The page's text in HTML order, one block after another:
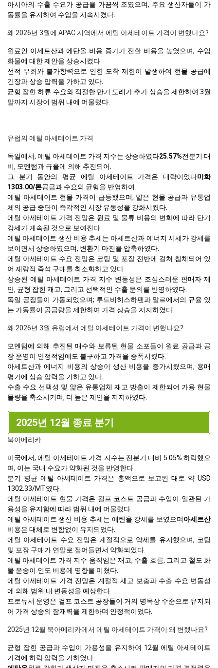
아시아의 수출 수요가 공급을 가끔씩 조였으며, 주요 생산자들이 가
동률을 유지하여 수입을 지속시켰다.
왜 2026년 3월에 APAC 지역에서 에틸 아세테이트 가격이 변했나요?
원료인 아세트산과 에탄올 비용 증가가 전환 비용을 높였으며, 수입
화물에 대한 제안을 상승시켰다.
선적 우회와 불가항력으로 인한 도착 제한이 발생하여 현물 공급에
긴장과 상승 압력을 가하고 있다.
균형 잡힌 하류 수요와 적절한 만기 도래가 추가 상승을 제한하여 3월
말까지 시장이 범위 내에 머물렀다.
유럽의 에틸 아세테이트 가격
독일에서, 에틸 아세테이트 가격 지수는 상승하였다25.57%전분기 대
비, 모멘텀과 규율에 의해 추진되어.
그 분기 동안의 평균 에틸 아세테이트 가격은 대략이었다미화
1303.00/톤공급과 수요의 균형을 반영하여.
에틸 아세테이트 현물 가격이 급등했으며, 얇은 현물 공급과 유통업
체의 공급 중단이 즉각적인 시장 유동성을 강화시켰다.
에틸 아세테이트 가격 전망은 원료 및 물류 비용의 변화에 따라 단기
강세가 계속될 것으로 보여진다.
에틸 아세테이트 생산 비용 추세는 아세트산과 에너지 시세가 강세를
보이면서 상승하였으며, 변환기 마진을 압축하였다.
에틸 아세테이트 수요 전망은 코팅 및 포장 전반에 걸쳐 침체되어 있
어 재량적 즉석 구매를 최소화하고 있다.
상승된 에틸 아세테이트 가격 지수 변동성은 조심스러운 판매자 제
안, 균형 잡힌 재고, 그리고 선택적인 수출 문의를 반영하였다.
독일 공장들이 가동되었으며; 루드비히스하펜과 말르에서의 규율 있
는 가동률이 공급량을 제한하여 가격 상승을 지지하였다.
왜 2026년 3월 유럽에서 에틸 아세테이트 가격이 변했나요?
모멘텀에 의해 추진된 매수와 보류된 현물 소포들이 원료 공급과 공
장 운영이 안정적임에도 불구하고 가격을 증폭시켰다.
아세트산과 에너지 비용의 상승이 생산 비용을 증가시켰으며, 용매
평가에 상승 압력을 가하고 있다.
수출 수요 선택성 및 얇은 유통업체 재고 방출이 제한되어 가용 현물
물량을 축소시키며, 더 높은 제안을 지지하였다.
2025년 12월 종료 분기
북아메리카
미국에서, 에틸 아세테이트 가격 지수는 전분기 대비 5.05% 하락했으
며, 이는 국내 수요가 약화된 것을 반영한다.
분기 평균 에틸 아세테이트 가격은 총액으로 보고된 대로 약 USD
1302.33/MT였다.
에틸 아세테이트 현물 가격은 걸프 코스트 공급과 수입이 일관된 가
용성을 유지함에 따라 범위 내에 머물렀다.
에틸 아세테이트 생산 비용 추세는 에탄올 강세를 보였으며아세트산
비용은 대체로 변함없이 유지되었다.
에틸 아세테이트 수요 전망은 계절적으로 약세를 유지했으며, 코팅
및 포장 구매가 연말로 접어들면서 약화되었다.
에틸 아세테이트 가격 지수 움직임은 재고, 수출 흐름, 그리고 철도 화
물 운송이 인도 비용에 영향을 미쳤다.
에틸 아세테이트 가격 전망은 계절적 재고 보충과 수출 수요 변동성
에 의해 범위 내 변동성을 예상한다.
프로듀서 운영은 걸프 코스트 공장들이 거의 명목상 수준으로 유지되
어 가격 상승의 잠재력을 제한하며 안정적이었다.
2025년 12월 북아메리카에서 에틸 아세테이트 가격이 왜 변했나요?
균형 잡힌 공급과 수입이 가용성을 유지하여 12월 에틸 아세테이트
가격에 하락 압력을 가하였다.